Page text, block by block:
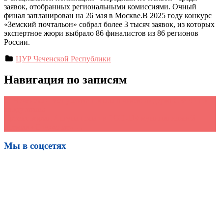
заявок, отобранных региональными комиссиями. Очный
финал запланирован на 26 мая в Москве.В 2025 году конкурс
«Земский почтальон» собрал более 3 тысяч заявок, из которых
экспертное жюри выбрало 86 финалистов из 86 регионов
России.
ЦУР Чеченской Республики
Навигация по записям
Мы в соцсетях